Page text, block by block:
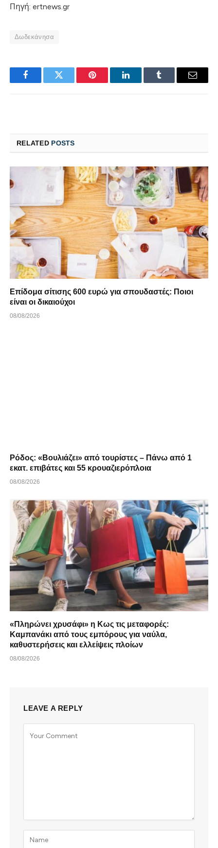
Πηγή: ertnews.gr
Δωδεκάνησα
FacebookTwitter Pinterest LinkedInTumblr Email
RELATED POSTS
Επίδομα σίτισης 600 ευρώ για σπουδαστές: Ποιοι
είναι οι δικαιούχοι
08/08/2026
Ρόδος: «Βουλιάζει» από τουρίστες – Πάνω από 1
εκατ. επιβάτες και 55 κρουαζιερόπλοια
08/08/2026
«Πληρώνει χρυσάφι» η Κως τις μεταφορές:
Καμπανάκι από τους εμπόρους για ναύλα,
καθυστερήσεις και ελλείψεις πλοίων
08/08/2026
LEAVE A REPLY